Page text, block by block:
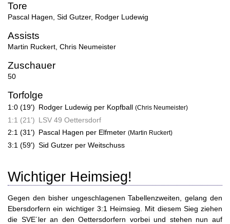
Tore
Pascal Hagen Sid Gutzer, Rodger Ludewig
Assists
Martin Ruckert Chris Neumeister
Zuschauer
50
Torfolge
1:0 (19') Rodger Ludewig per Kopfball (Chris Neumeister)
1:1 (21') LSV 49 Oettersdorf
2:1 (31') Pascal Hagen per Elfmeter (Martin Ruckert)
3:1 (59') Sid Gutzer per Weitschuss
Wichtiger Heimsieg!
Gegen den bisher ungeschlagenen Tabellenzweiten, gelang den
Ebersdorfern ein wichtiger 3:1 Heimsieg. Mit diesem Sieg ziehen
die SVE´ler an den Oettersdorfern vorbei und stehen nun auf